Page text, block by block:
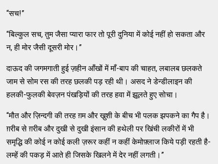
“सच!”
“बिल्‍कुल सच, तुम जैसा प्‍यारा फार तो पूरी दुनिया में कोई नहीं हो सकता और
न, ही मोर जैसी दूसरी मोर।”
दाऊद की जगमगाती हुई ज़हीन आँखों में माँ-बाप की चाहत, लबालब छलकते
जाम से सोम रस की तरह छलकी पड़ रही थी। असद ने डेन्‍डीलाइन की
हलकी-फुलकी बेवज़न पंखड़ियों की तरह हवा में झूलते हुए सोचा।
“मौत और ज़िन्‍दगी की तरह ग़म और खु़शी के बीच भी पलक झपकने का गैप है।
ग़रीब से ग़रीब और दुखी से दुखी इंसान की हथेली पर खिंची लकीरों में भी
समृद्धि की कोई न कोई कली ज़रूर कहीं न कहीं केमोफ़्‍लाज किये पड़ी रहती है-
लम्‍हें की पकड़ में आते ही जिसके खिलने में देर नहीं लगती।”